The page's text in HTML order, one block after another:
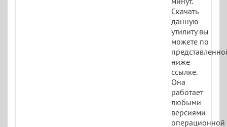
Скачать
данную
утилиту вы
можете по
ниже
ссылке.
Она
работает
любыми
версиями
операционной